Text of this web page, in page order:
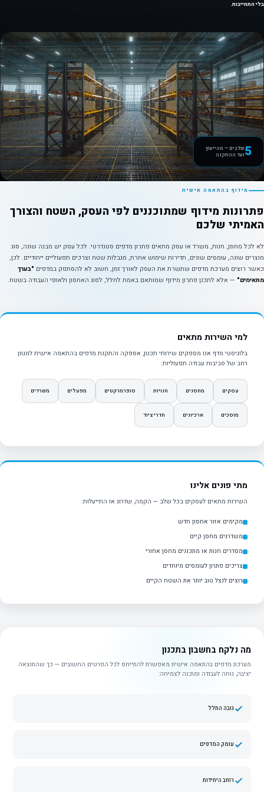
בלי התחייבות.
5שלבים — מהייעוץ
ועד ההתקנה
מידוף בהתאמה אישית
פתרונות מידוף שמתוכננים לפי העסק, השטח והצורך
האמיתי שלכם
לא לכל מחסן, חנות, משרד או עסק מתאים פתרון מדפים סטנדרטי. לכל עסק יש מבנה שונה, סוג
מוצרים שונה, עומסים שונים, תדירות שימוש אחרת, מגבלות שטח וצרכים תפעוליים ייחודיים. לכן,
כאשר רוצים מערכת מדפים שתשרת את העסק לאורך זמן, חשוב לא להסתפק במדפים "בערך
מתאימים" — אלא לתכנן פתרון מידוף שמותאם באמת לחלל, לסוג האחסון ולאופי העבודה בשטח.
למי השירות מתאים
בלוגיסטי מדף אנו מספקים שירותי תכנון, אספקה והתקנת מדפים בהתאמה אישית למגוון
רחב של סביבות עבודה תפעוליות:
עסקים מחסנים חנויות סופרמרקטים מפעלים משרדים
מוסכים ארכיונים חדרי ציוד
מתי פונים אלינו
השירות מתאים לעסקים בכל שלב — הקמה, שדרוג או התייעלות:
מקימים אזור אחסון חדש
משדרגים מחסן קיים
מסדרים חנות או מתכננים מחסן אחורי
צריכים פתרון לעומסים מיוחדים
רוצים לנצל טוב יותר את השטח הקיים
מה נלקח בחשבון בתכנון
מערכת מדפים בהתאמה אישית מאפשרת להתייחס לכל הפרטים החשובים — כך שהתוצאה
יציבה, נוחה לעבודה ומוכנה לצמיחה:
גובה החלל
עומק המדפים
רוחב היחידות